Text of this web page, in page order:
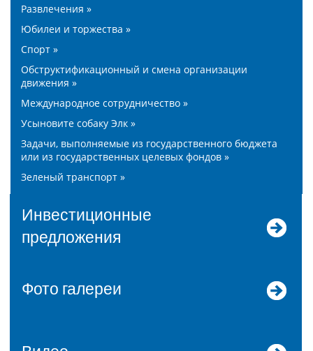
Развлечения »
Юбилеи и торжества »
Спорт »
Обструктификационный и смена организации
движения »
Международное сотрудничество »
Усыновите собаку Элк »
Задачи, выполняемые из государственного бюджета
или из государственных целевых фондов »
Зеленый транспорт »
Инвестиционные
предложения
Фото галереи